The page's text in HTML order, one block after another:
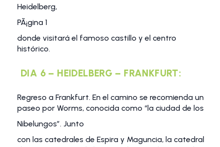
Heidelberg,
PÃ¡gina 1
donde visitará el famoso castillo y el centro
histórico.
DIA 6 – HEIDELBERG – FRANKFURT:
Regreso a Frankfurt. En el camino se recomienda un
paseo por Worms, conocida como “la ciudad de los
Nibelungos”. Junto
con las catedrales de Espira y Maguncia, la catedral